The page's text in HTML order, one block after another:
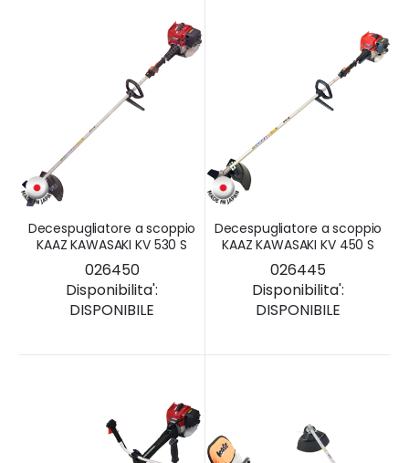
Decespugliatore a scoppio
KAAZ KAWASAKI KV 530 S
026450
Disponibilita':
DISPONIBILE
Decespugliatore a scoppio
KAAZ KAWASAKI KV 450 S
026445
Disponibilita':
DISPONIBILE